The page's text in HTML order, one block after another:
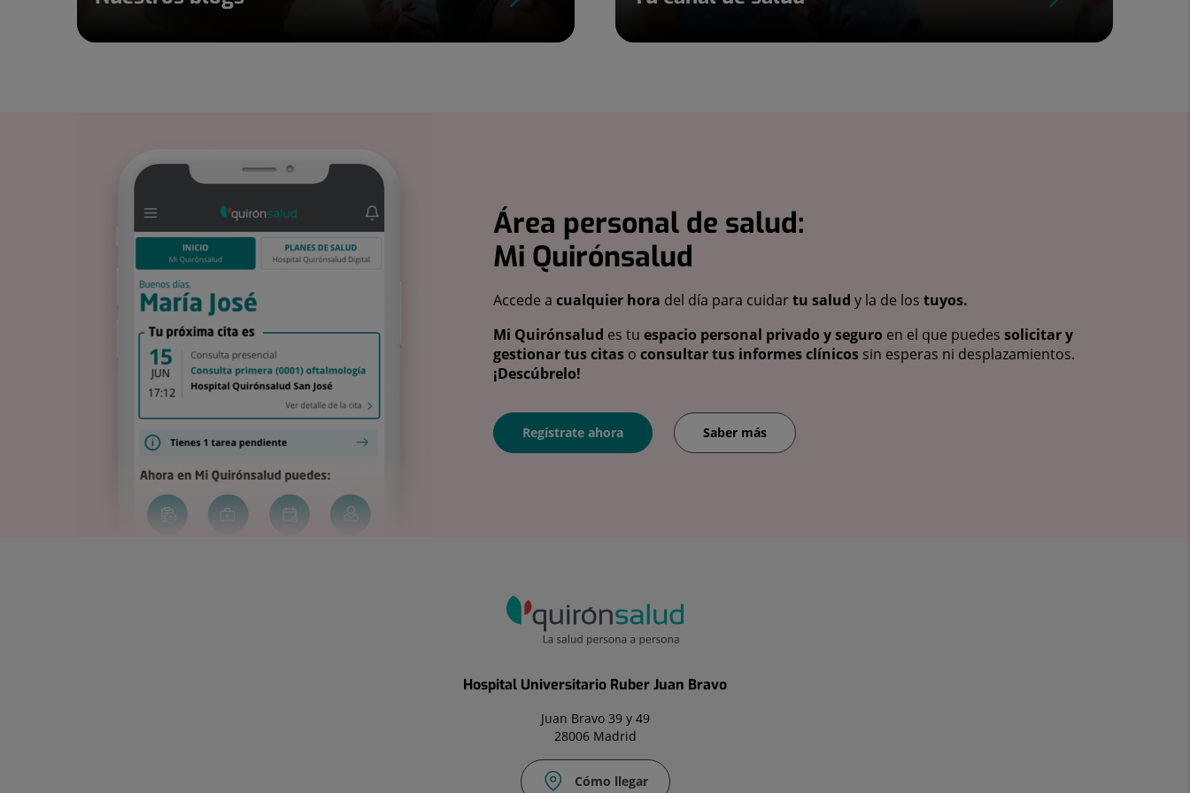
Área personal de salud:
Mi Quirónsalud
Accede a cualquier hora del día para cuidartu salud y la de los tuyos.
Mi Quirónsalud es tu espacio personal privado y seguro en el que puedes solicitar y
gestionar tus citas o consultar tus informes clínicos sin esperas ni desplazamientos.
¡Descúbrelo!
Regístrate ahora Saber más
Hospital Universitario Ruber Juan Bravo
Juan Bravo 39 y 49
28006 Madrid
Cómo llegar